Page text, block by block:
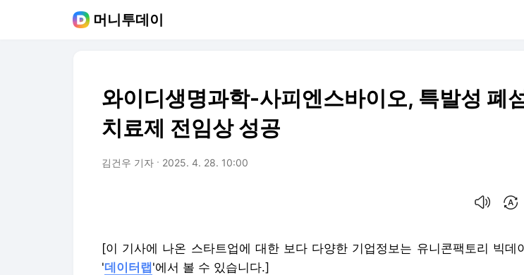
머니투데이
와이디생명과학-사피엔스바이오, 특발성 폐
치료제 전임상 성공
김건우 기자 2025. 4. 28. 10:00
[이 기사에 나온 스타트업에 대한 보다 다양한 기업정보는 유니콘팩토리 빅데
'데이터랩 '에서 볼 수 있습니다.]